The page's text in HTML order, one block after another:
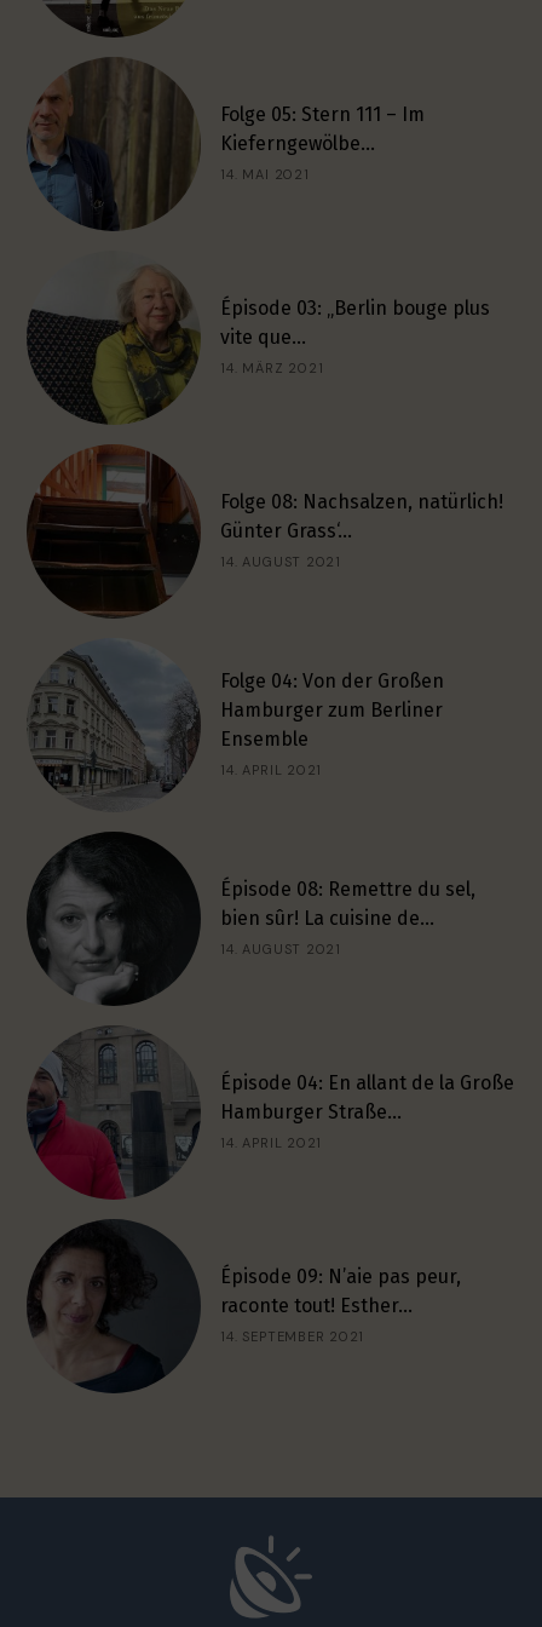
Folge 05: Stern 111 – Im
Kieferngewölbe…
14. MAI 2021
Épisode 03: „Berlin bouge plus
vite que…
14. MÄRZ 2021
Folge 08: Nachsalzen, natürlich!
Günter Grass‘…
14. AUGUST 2021
Folge 04: Von der Großen
Hamburger zum Berliner
Ensemble
14. APRIL 2021
Épisode 08: Remettre du sel,
bien sûr! La cuisine de…
14. AUGUST 2021
Épisode 04: En allant de la Große
Hamburger Straße…
14. APRIL 2021
Épisode 09: N’aie pas peur,
raconte tout! Esther…
14. SEPTEMBER 2021